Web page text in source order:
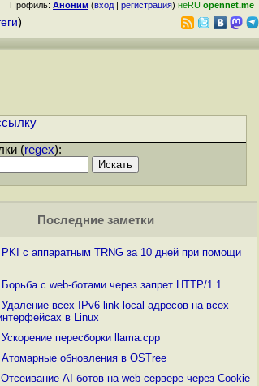
Профиль: Аноним (вход | регистрация) неRU opennet.me
)
(regex):
Последние заметки
PKI с аппаратным TRNG за 10 дней при помощи
Борьба с web-ботами через запрет HTTP/1.1
Удаление всех IPv6 link-local адресов на всех
в Linux
Ускорение пересборки llama.cpp
Атомарные обновления в OSTree
Отсеивание AI-ботов на web-сервере через Cookie